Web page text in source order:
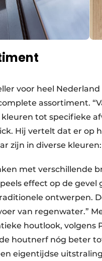
voor heel
assortiment.
tot specifieke
Hij vertelt dat er op
zijn in diverse kleuren:
met verschillende
effect op de gevel
ontwerpen.
van regenwater.”
houtlook, volgens
houtnerf nóg beter
eigentijdse